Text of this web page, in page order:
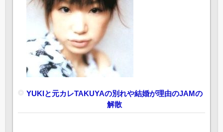
YUKIと元カレTAKUYAの別れや結婚が理由のJAMの
解散